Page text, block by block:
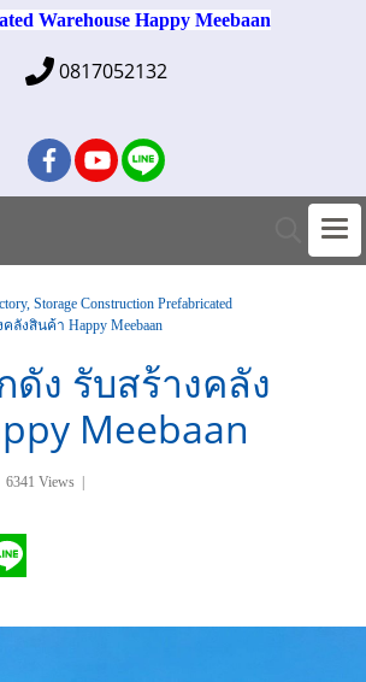
Warehouse Happy Meebaan
0817052132
Storage Construction Prefabricated
ลังสินค้า Happy Meebaan
ดัง รับสร้างคลัง
Meebaan
6341 Views